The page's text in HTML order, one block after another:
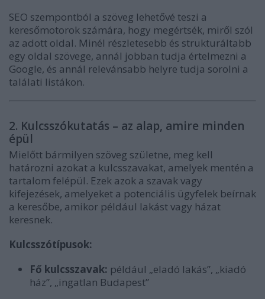
SEO szempontból a szöveg lehetővé teszi a
keresőmotorok számára, hogy megértsék, miről szól
az adott oldal. Minél részletesebb és strukturáltabb
egy oldal szövege, annál jobban tudja értelmezni a
Google, és annál relevánsabb helyre tudja sorolni a
találati listákon.
2. Kulcsszókutatás – az alap, amire minden
épül
Mielőtt bármilyen szöveg születne, meg kell
határozni azokat a kulcsszavakat, amelyek mentén a
tartalom felépül. Ezek azok a szavak vagy
kifejezések, amelyeket a potenciális ügyfelek beírnak
a keresőbe, amikor például lakást vagy házat
keresnek.
Kulcsszótípusok:
Fő kulcsszavak: például „eladó lakás”, „kiadó
ház”, „ingatlan Budapest”